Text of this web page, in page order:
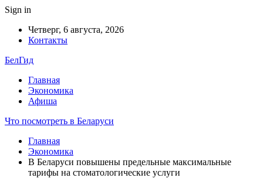
Sign in
Четверг, 6 августа, 2026
Контакты
БелГид
Главная
Экономика
Афиша
Что посмотреть в Беларуси
Главная
Экономика
В Беларуси повышены предельные максимальные
тарифы на стоматологические услуги